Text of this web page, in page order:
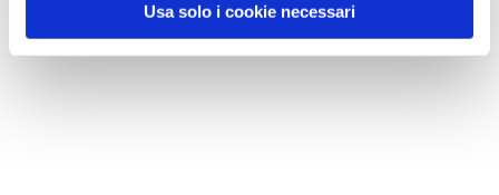
Usa solo i cookie necessari